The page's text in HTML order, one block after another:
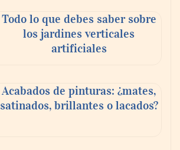
Todo lo que debes saber sobre
los jardines verticales
artificiales
Acabados de pinturas: ¿mates,
satinados, brillantes o lacados?